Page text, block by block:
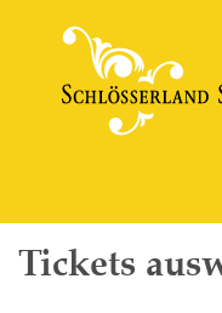
Tickets